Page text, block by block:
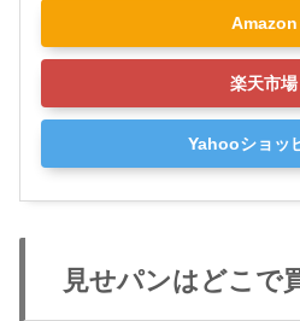
Amazon
楽天市場
Yahooショッ
見せパンはどこで